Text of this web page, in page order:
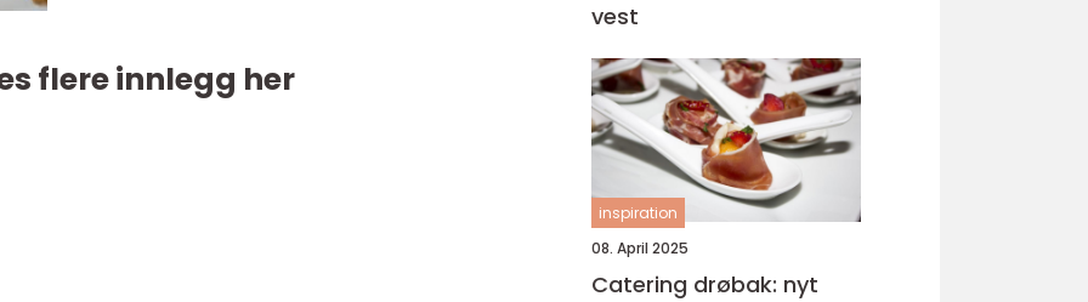
flere innlegg her
vest
inspiration
08. April 2025
Catering drøbak: nyt